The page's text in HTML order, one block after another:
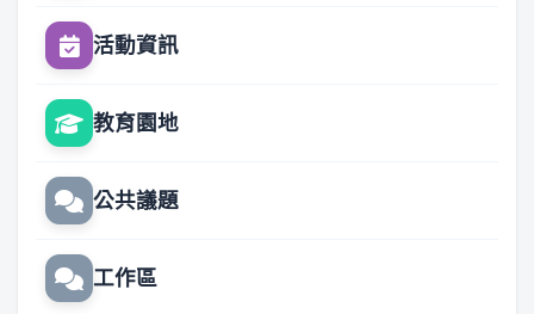
活動資訊
教育園地
公共議題
工作區